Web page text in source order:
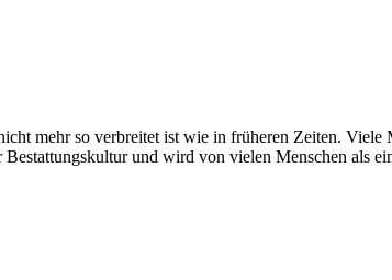
mehr so verbreitet ist wie in früheren Zeiten. Viele
und wird von vielen Menschen als